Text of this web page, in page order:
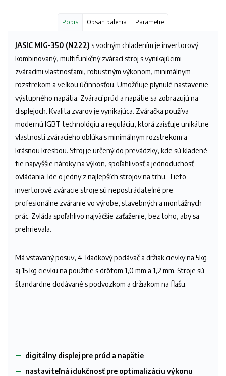
Popis Obsah balenia Parametre
JASIC MIG-350 (N222) s vodným chladením je invertorový
kombinovaný, multifunkčný zvárací stroj s vynikajúcimi
zváracími vlastnosťami, robustným výkonom, minimálnym
rozstrekom a veľkou účinnosťou. Umožňuje plynulé nastavenie
výstupného napätia. Zvárací prúd a napätie sa zobrazujú na
displejoch. Kvalita zvarov je vynikajúca. Zváračka používa
modernú IGBT technológiu a reguláciu, ktorá zaisťuje unikátne
vlastnosti zváracieho oblúka s minimálnym rozstrekom a
krásnou kresbou. Stroj je určený do prevádzky, kde sú kladené
tie najvyššie nároky na výkon, spoľahlivosť a jednoduchosť
ovládania. Ide o jedny z najlepších strojov na trhu. Tieto
invertorové zváracie stroje sú nepostrádateľné pre
profesionálne zváranie vo výrobe, stavebných a montážnych
prác. Zvláda spoľahlivo najväčšie zaťaženie, bez toho, aby sa
prehrievala.
Má vstavaný posuv, 4-kladkový podávač a držiak cievky na 5kg
aj 15 kg cievku na použitie s drôtom 1,0 mm a 1,2 mm. Stroje sú
štandardne dodávané s podvozkom a držiakom na fľašu.
digitálny displej pre prúd a napätie
nastaviteľná idukčnosť pre optimalizáciu výkonu